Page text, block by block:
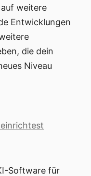
weitere
Entwicklungen
die dein
Niveau
Software für